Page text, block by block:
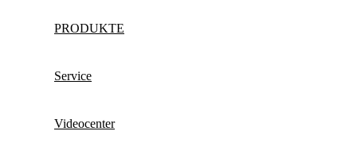
PRODUKTE
Service
Videocenter